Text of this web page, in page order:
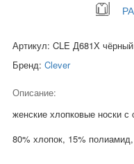
Артикул: CLE Д681Х чёрный
Бренд: Clever
Описание:
женские хлопковые носки
80% хлопок, 15%